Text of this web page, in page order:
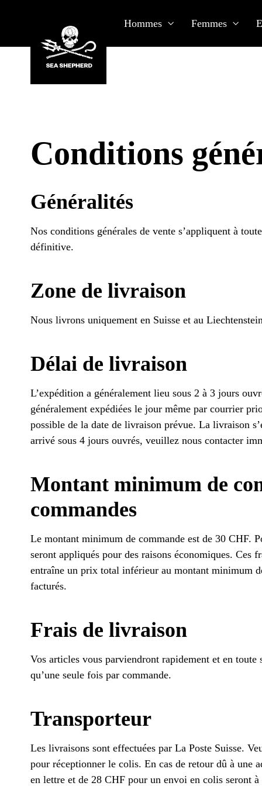
contenu
Hommes
Femmes
Conditions
Généralités
Nos conditions générales de vente s’appliquent à
définitive.
Zone de livraison
Nous livrons uniquement en Suisse et au
Délai de livraison
L’expédition a généralement lieu sous 2 à 3 jours
généralement expédiées le jour même par courrier
possible de la date de livraison prévue. La livraison
arrivé sous 4 jours ouvrés, veuillez nous contacter
Montant minimum de
commandes
Le montant minimum de commande est de 30 CHF.
seront appliqués pour des raisons économiques. Ces
entraîne un prix total inférieur au montant minimum
facturés.
Frais de livraison
Vos articles vous parviendront rapidement et en
qu’une seule fois par commande.
Transporteur
Les livraisons sont effectuées par La Poste Suisse.
pour réceptionner le colis. En cas de retour dû à une
en lettre et de 28 CHF pour un envoi en colis seront à